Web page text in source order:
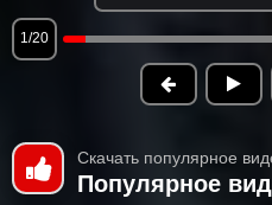
1/20
Скачать популярное
Популярное